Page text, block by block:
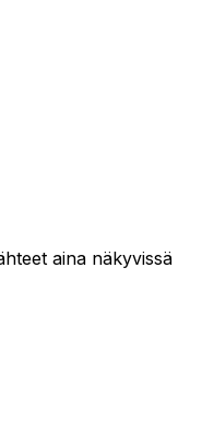
aina näkyvissä